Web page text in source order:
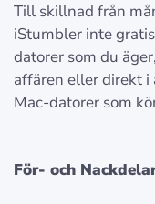
Till skillnad från
iStumbler inte
datorer som du
affären eller direkt
Mac-datorer som
För- och